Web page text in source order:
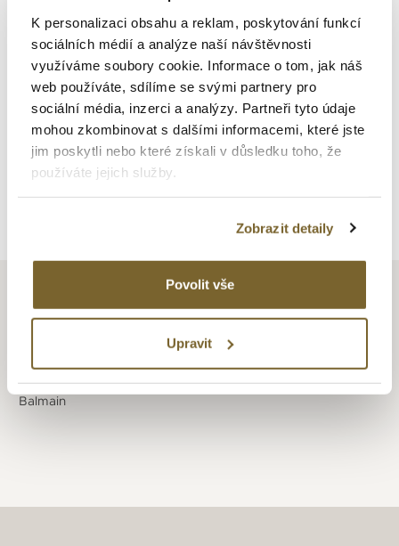
K personalizaci obsahu a reklam, poskytování funkcí
sociálních médií a analýze naší návštěvnosti
využíváme soubory cookie. Informace o tom, jak náš
web používáte, sdílíme se svými partnery pro
sociální média, inzerci a analýzy. Partneři tyto údaje
mohou zkombinovat s dalšími informacemi, které jste
jim poskytli nebo které získali v důsledku toho, že
používáte jejich služby.
Zobrazit detaily
Povolit vše
Upravit
Materiál lunety
Barva číselníku
Perleťová
Balmain